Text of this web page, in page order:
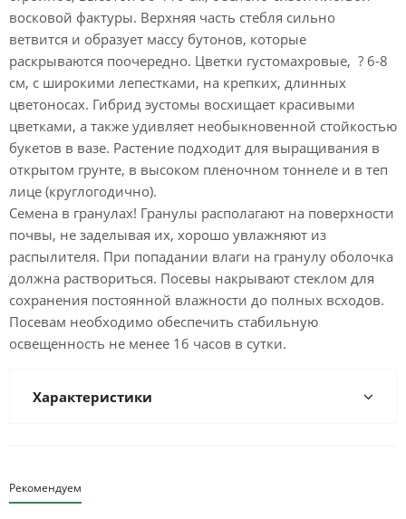
восковой фактуры. Верхняя часть стебля сильно
ветвится и образует массу бутонов, которые
раскрываются поочередно. Цветки густомахровые, ? 6-8
см, с широкими лепестками, на крепких, длинных
цветоносах. Гибрид эустомы восхищает красивыми
цветками, а также удивляет необыкновенной стойкостью
букетов в вазе. Растение подходит для выращивания в
открытом грунте, в высоком пленочном тоннеле и в теп
лице (круглогодично).
Семена в гранулах! Гранулы располагают на поверхности
почвы, не заделывая их, хорошо увлажняют из
распылителя. При попадании влаги на гранулу оболочка
должна раствориться. Посевы накрывают стеклом для
сохранения постоянной влажности до полных всходов.
Посевам необходимо обеспечить стабильную
освещенность не менее 16 часов в сутки.
Характеристики
Рекомендуем